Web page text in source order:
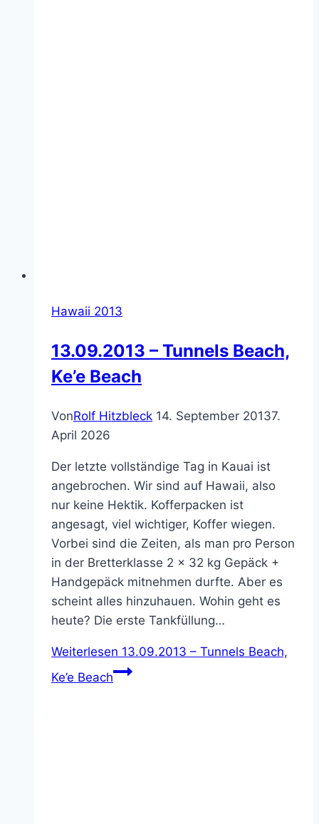
Hawaii 2013
13.09.2013 – Tunnels Beach,
Ke’e Beach
VonRolf Hitzbleck 14. September 20137.
April 2026
Der letzte vollständige Tag in Kauai ist
angebrochen. Wir sind auf Hawaii, also
nur keine Hektik. Kofferpacken ist
angesagt, viel wichtiger, Koffer wiegen.
Vorbei sind die Zeiten, als man pro Person
in der Bretterklasse 2 x 32 kg Gepäck +
Handgepäck mitnehmen durfte. Aber es
scheint alles hinzuhauen. Wohin geht es
heute? Die erste Tankfüllung…
Weiterlesen 13.09.2013 – Tunnels Beach,
Ke’e Beach